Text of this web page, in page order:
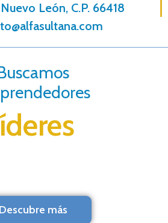
León, C.P. 66418
Descubre más